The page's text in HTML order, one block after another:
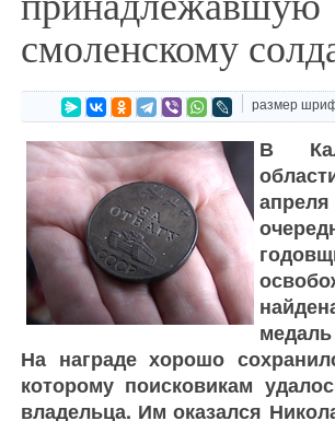
смоленскому
размер
В
На награде хорошо
которому поисковикам
владельца. Им оказался